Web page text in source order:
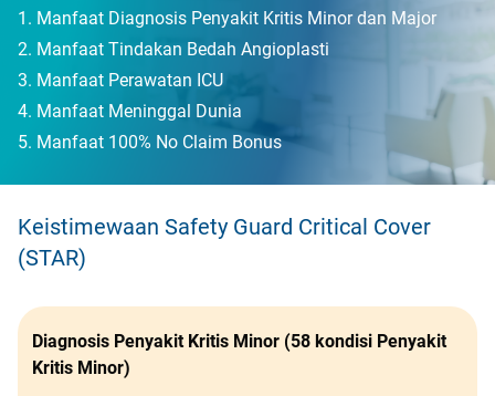
Manfaat Diagnosis Penyakit Kritis Minor dan Major
Manfaat Tindakan Bedah Angioplasti
Manfaat Perawatan ICU
Manfaat Meninggal Dunia
Manfaat 100% No Claim Bonus
Keistimewaan Safety Guard Critical Cover
(STAR)
Diagnosis Penyakit Kritis Minor (58 kondisi Penyakit
Kritis Minor)